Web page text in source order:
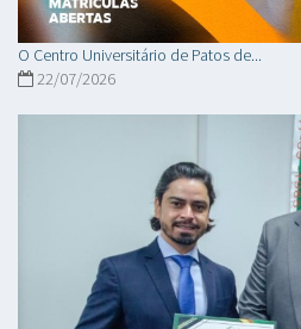
O Centro Universitário de Patos de...
22/07/2026